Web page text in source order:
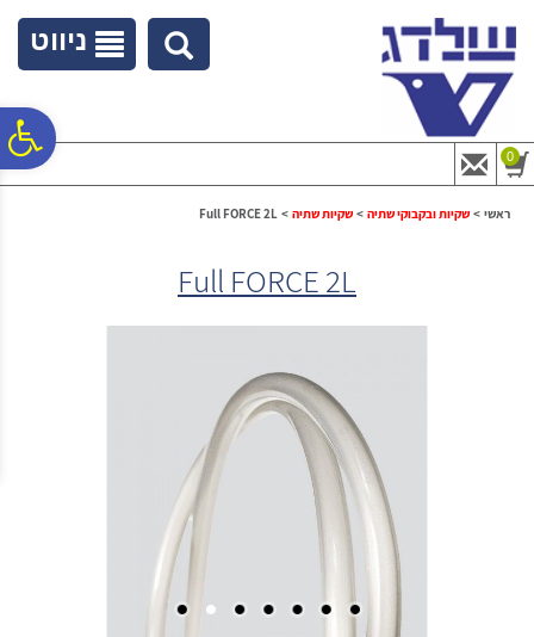
נגישות
ניווט
0
ראשי > שקיות ובקבוקי שתיה > שקיות שתיה >
Full FORCE 2L
Full FORCE 2L